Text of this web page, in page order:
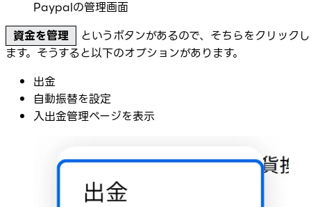
Paypalの管理画面
資金を管理
というボタンがあるので、そちらをクリックし
ます。そうすると以下のオプションがあります。
出金
自動振替を設定
入出金管理ページを表示